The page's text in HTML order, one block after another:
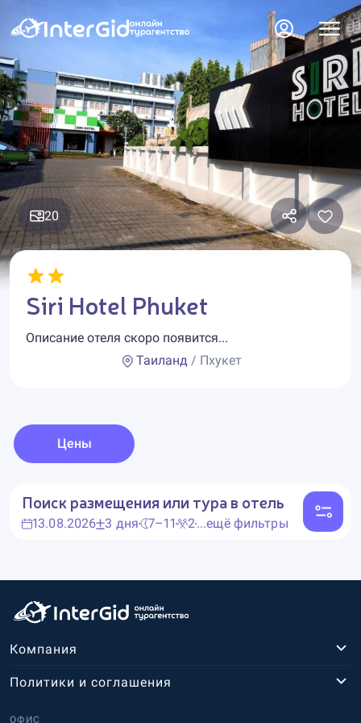
20
Siri Hotel Phuket
Описание отеля скоро появится...
Таиланд / Пхукет
Цены
Поиск размещения или тура в отель
13.08.2026 3 дня 7–11 2...ещё фильтры
Компания
ОФИС
Политики и соглашения